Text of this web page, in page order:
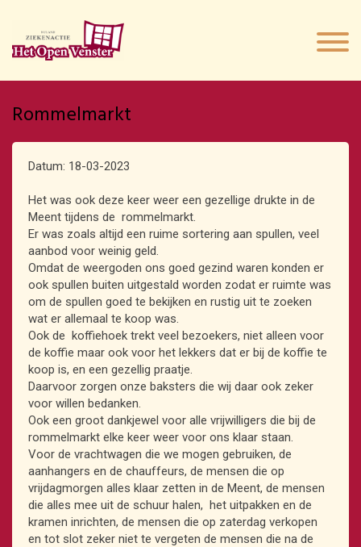
Rommelmarkt
Datum: 18-03-2023
Het was ook deze keer weer een gezellige drukte in de
Meent tijdens de rommelmarkt.
Er was zoals altijd een ruime sortering aan spullen, veel
aanbod voor weinig geld.
Omdat de weergoden ons goed gezind waren konden er
ook spullen buiten uitgestald worden zodat er ruimte was
om de spullen goed te bekijken en rustig uit te zoeken
wat er allemaal te koop was.
Ook de koffiehoek trekt veel bezoekers, niet alleen voor
de koffie maar ook voor het lekkers dat er bij de koffie te
koop is, en een gezellig praatje.
Daarvoor zorgen onze baksters die wij daar ook zeker
voor willen bedanken.
Ook een groot dankjewel voor alle vrijwilligers die bij de
rommelmarkt elke keer weer voor ons klaar staan.
Voor de vrachtwagen die we mogen gebruiken, de
aanhangers en de chauffeurs, de mensen die op
vrijdagmorgen alles klaar zetten in de Meent, de mensen
die alles mee uit de schuur halen, het uitpakken en de
kramen inrichten, de mensen die op zaterdag verkopen
en tot slot zeker niet te vergeten de mensen die na de